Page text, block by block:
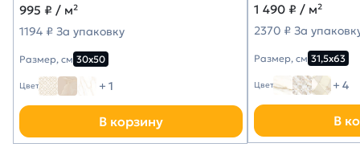
995 ₽ / м²
1194 ₽ За упаковку
Размер, см 30х50
Цвет + 1
В корзину
1 490 ₽ / м²
2370 ₽ За
Размер, см 31,5х63
Цвет + 4
В